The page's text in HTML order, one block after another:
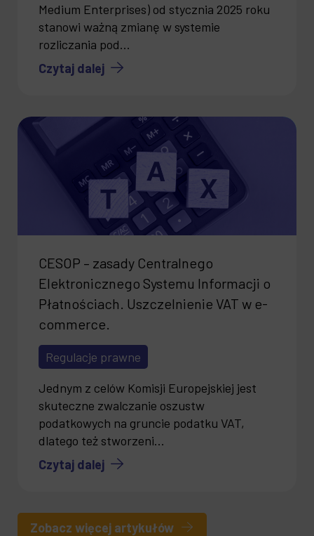
Medium Enterprises) od stycznia 2025 roku
stanowi ważną zmianę w systemie
rozliczania pod...
Czytaj dalej
CESOP – zasady Centralnego
Elektronicznego Systemu Informacji o
Płatnościach. Uszczelnienie VAT w e-
commerce.
Regulacje prawne
Jednym z celów Komisji Europejskiej jest
skuteczne zwalczanie oszustw
podatkowych na gruncie podatku VAT,
dlatego też stworzeni...
Czytaj dalej
Zobacz więcej artykułów